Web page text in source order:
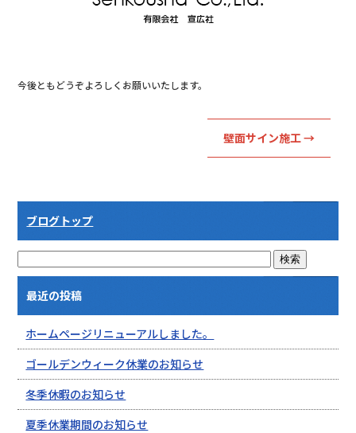
今後ともどうぞよろしくお願いいたします。
壁面サイン施工→
ブログトップ
最近の投稿
ホームページリニューアルしました。
ゴールデンウィーク休業のお知らせ
冬季休暇のお知らせ
夏季休業期間のお知らせ